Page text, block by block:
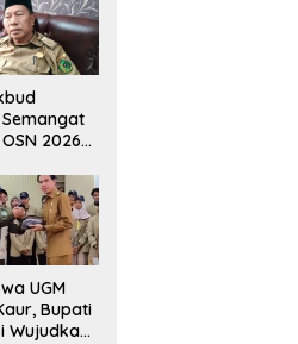
2026
UGM
Bupati
Wujudkan